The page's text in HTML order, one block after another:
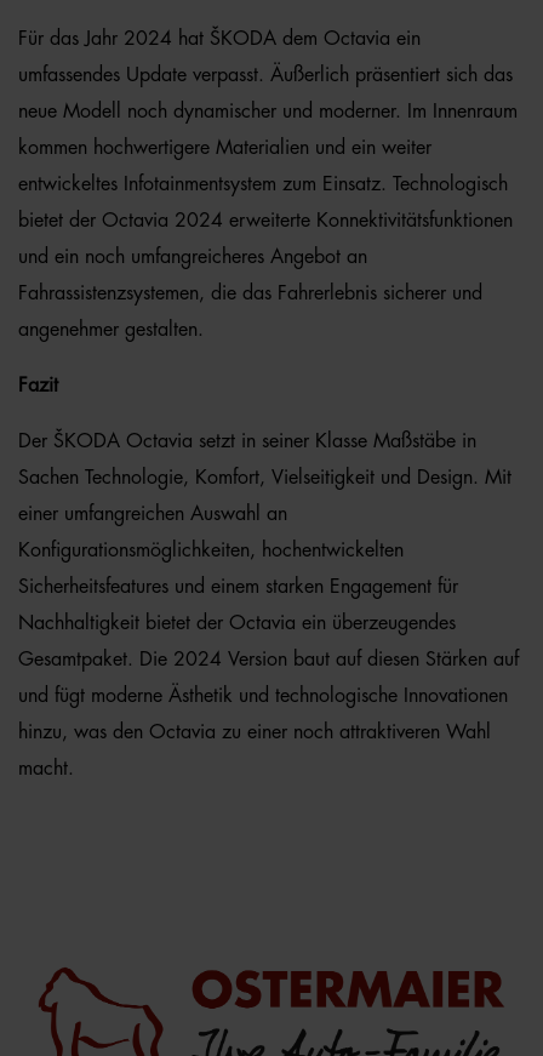
Für das Jahr 2024 hat ŠKODA dem Octavia ein
umfassendes Update verpasst. Äußerlich präsentiert sich das
neue Modell noch dynamischer und moderner. Im Innenraum
kommen hochwertigere Materialien und ein weiter
entwickeltes Infotainmentsystem zum Einsatz. Technologisch
bietet der Octavia 2024 erweiterte Konnektivitätsfunktionen
und ein noch umfangreicheres Angebot an
Fahrassistenzsystemen, die das Fahrerlebnis sicherer und
angenehmer gestalten.
Fazit
Der ŠKODA Octavia setzt in seiner Klasse Maßstäbe in
Sachen Technologie, Komfort, Vielseitigkeit und Design. Mit
einer umfangreichen Auswahl an
Konfigurationsmöglichkeiten, hochentwickelten
Sicherheitsfeatures und einem starken Engagement für
Nachhaltigkeit bietet der Octavia ein überzeugendes
Gesamtpaket. Die 2024 Version baut auf diesen Stärken auf
und fügt moderne Ästhetik und technologische Innovationen
hinzu, was den Octavia zu einer noch attraktiveren Wahl
macht.